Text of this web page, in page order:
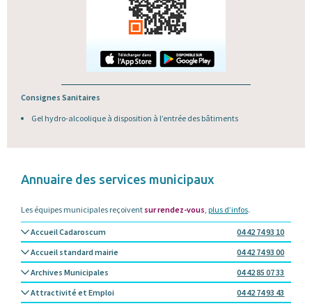
Consignes Sanitaires
Gel hydro-alcoolique à disposition à l’entrée des bâtiments
Annuaire des services municipaux
Les équipes municipales reçoivent sur rendez-vous plus d’infos.
Accueil Cadaroscum
04 42 74 93 10
Accueil standard mairie
04 42 74 93 00
Archives Municipales
04 42 85 07 33
Attractivité et Emploi
04 42 74 93 43